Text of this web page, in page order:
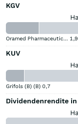
KGV
Oramed Pharmaceuticals 1,9
KUV
Grifols (B) (B) 0,7
Dividendenrendite in